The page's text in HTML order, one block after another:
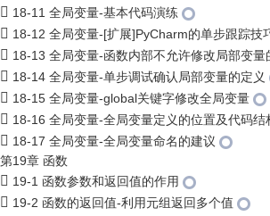
18-11 全局变量-基本代码演练
18-12 全局变量-[扩展]PyCharm的单步跟踪技
18-13 全局变量-函数内部不允许修改局部变量
18-14 全局变量-单步调试确认局部变量的定义
18-15 全局变量-global关键字修改全局变量
18-16 全局变量-全局变量定义的位置及代码结
18-17 全局变量-全局变量命名的建议
第19章 函数
19-1 函数参数和返回值的作用
19-2 函数的返回值-利用元组返回多个值